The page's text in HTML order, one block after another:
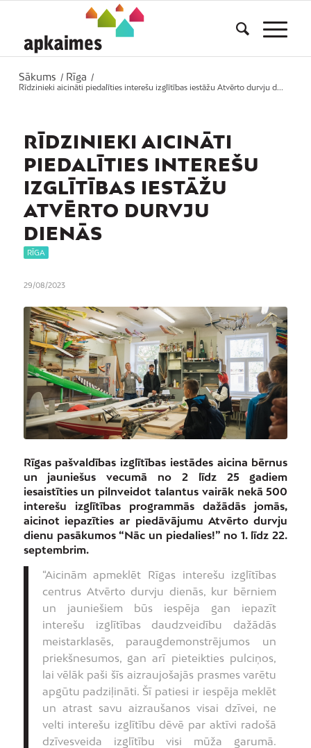
Sākums / Rīga
/
Rīdzinieki aicināti piedalīties interešu izglītības iestāžu Atvērto durvju d...
RĪDZINIEKI AICINĀTI
PIEDALĪTIES INTEREŠU
IZGLĪTĪBAS IESTĀŽU
ATVĒRTO DURVJU
DIENĀS
RĪGA
29/08/2023
Rīgas pašvaldības izglītības iestādes aicina bērnus
un jauniešus vecumā no 2 līdz 25 gadiem
iesaistīties un pilnveidot talantus vairāk nekā 500
interešu izglītības programmās dažādās jomās,
aicinot iepazīties ar piedāvājumu Atvērto durvju
dienu pasākumos “Nāc un piedalies!” no 1. līdz 22.
septembrim.
“Aicinām apmeklēt Rīgas interešu izglītības
centrus Atvērto durvju dienās, kur bērniem
un jauniešiem būs iespēja gan iepazīt
interešu izglītības daudzveidību dažādās
meistarklasēs, paraugdemonstrējumos un
priekšnesumos, gan arī pieteikties pulciņos,
lai vēlāk paši šīs aizraujošajās prasmes varētu
apgūtu padziļināti. Šī patiesi ir iespēja meklēt
un atrast savu aizraušanos visai dzīvei, ne
velti interešu izglītību dēvē par aktīvi radošā
dzīvesveida izglītību visi mūža garumā.